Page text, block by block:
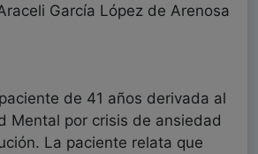
García López de Arenosa
de 41 años derivada al
Mental por crisis de ansiedad
La paciente relata que